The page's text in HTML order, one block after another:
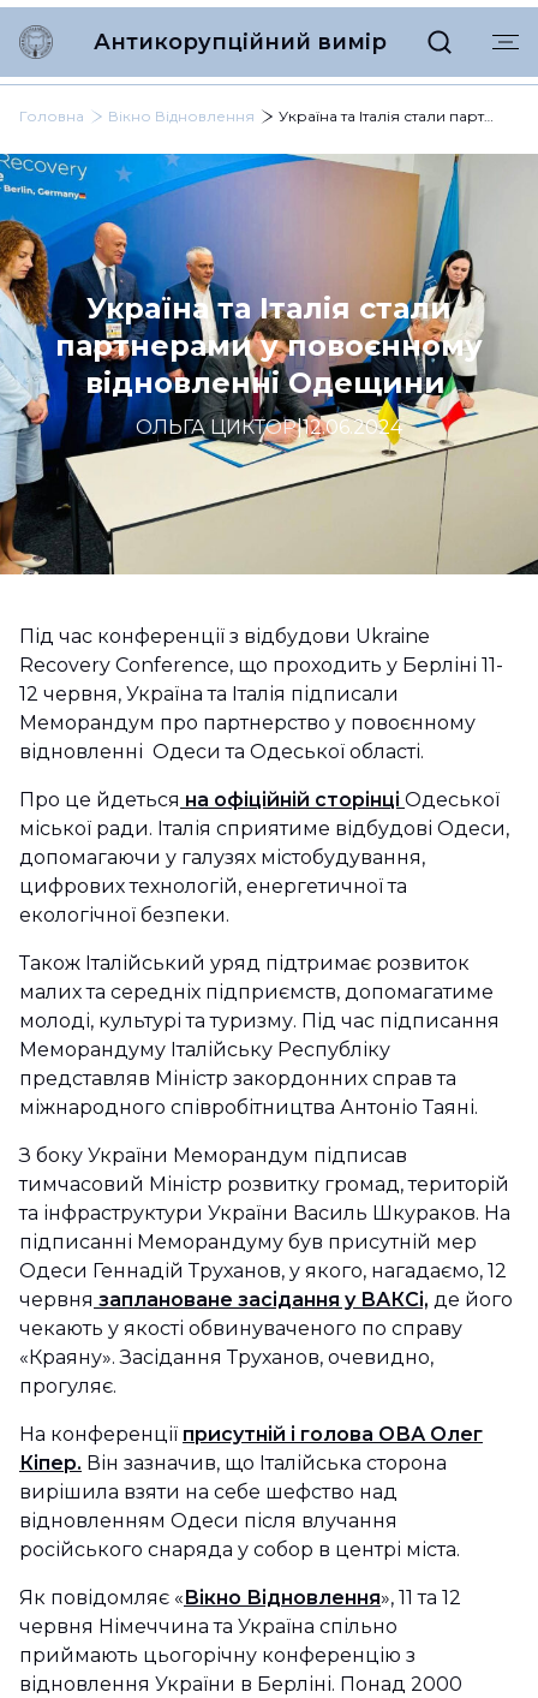
Антикорупційний вимір
Головна Вікно Відновлення Україна та Італія стали партнерами у повоєнному відновленні Одещини
Україна та Італія стали
партнерами у повоєнному
відновленні Одещини
ОЛЬГА ЦИКТОР|12.06.2024
Під час конференції з відбудови Ukraine
Recovery Conference, що проходить у Берліні 11-
12 червня, Україна та Італія підписали
Меморандум про партнерство у повоєнному
відновленні Одеси та Одеської області.
Про це йдеться на офіційній сторінці Одеської
міської ради. Італія сприятиме відбудові Одеси,
допомагаючи у галузях містобудування,
цифрових технологій, енергетичної та
екологічної безпеки.
Також Італійський уряд підтримає розвиток
малих та середніх підприємств, допомагатиме
молоді, культурі та туризму. Під час підписання
Меморандуму Італійську Республіку
представляв Міністр закордонних справ та
міжнародного співробітництва Антоніо Таяні.
З боку України Меморандум підписав
тимчасовий Міністр розвитку громад, територій
та інфраструктури України Василь Шкураков. На
підписанні Меморандуму був присутній мер
Одеси Геннадій Труханов, у якого, нагадаємо, 12
червня заплановане засідання у ВАКСі, де його
чекають у якості обвинуваченого по справу
«Краяну». Засідання Труханов, очевидно,
прогуляє.
На конференції присутній і голова ОВА Олег
Кіпер. Він зазначив, що Італійська сторона
вирішила взяти на себе шефство над
відновленням Одеси після влучання
російського снаряда у собор в центрі міста.
Як повідомляє «Вікно Відновлення», 11 та 12
червня Німеччина та Україна спільно
приймають цьогорічну конференцію з
відновлення України в Берліні. Понад 2000